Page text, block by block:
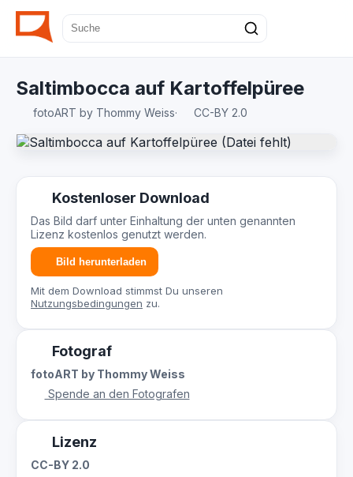
Saltimbocca auf Kartoffelpüree
fotoART by Thommy Weiss· CC-BY 2.0
Kostenloser Download
Das Bild darf unter Einhaltung der unten genannten
Lizenz kostenlos genutzt werden.
Bild herunterladen
Mit dem Download stimmst Du unseren
Nutzungsbedingungen zu.
Fotograf
fotoART by Thommy Weiss
Spende an den Fotografen
Lizenz
CC-BY 2.0